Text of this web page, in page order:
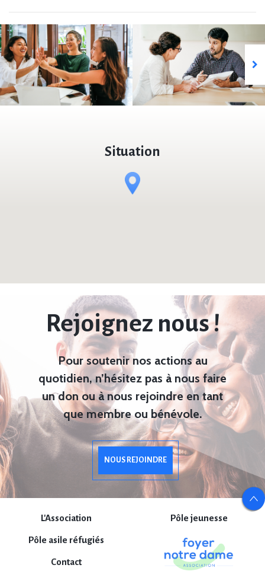
Situation
Rejoignez nous !
Pour soutenir nos actions au
quotidien, n’hésitez pas à nous faire
un don ou à nous rejoindre en tant
que membre ou bénévole.
NOUS REJOINDRE
L'Association Pôle jeunesse
Pôle asile réfugiés
Contact